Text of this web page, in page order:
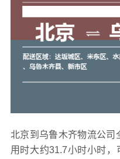
北京到乌鲁木齐物流公司
用时大约31.7小时小时，